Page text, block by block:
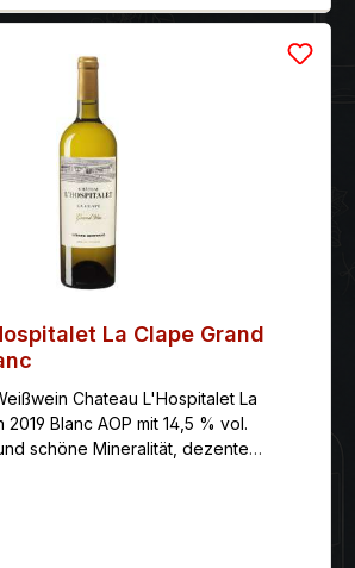
La Clape Grand
Chateau L'Hospitalet La
Blanc AOP mit 14,5 % vol.
schöne Mineralität, dezente
Pfeffer und Feuerstein. Sehr
mit Akzente von Akazienhonig.